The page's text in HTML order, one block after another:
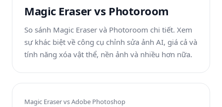
Magic Eraser vs Photoroom
So sánh Magic Eraser và Photoroom chi tiết. Xem
sự khác biệt về công cụ chỉnh sửa ảnh AI, giá cả và
tính năng xóa vật thể, nền ảnh và nhiều hơn nữa.
Magic Eraser vsAdobe Photoshop